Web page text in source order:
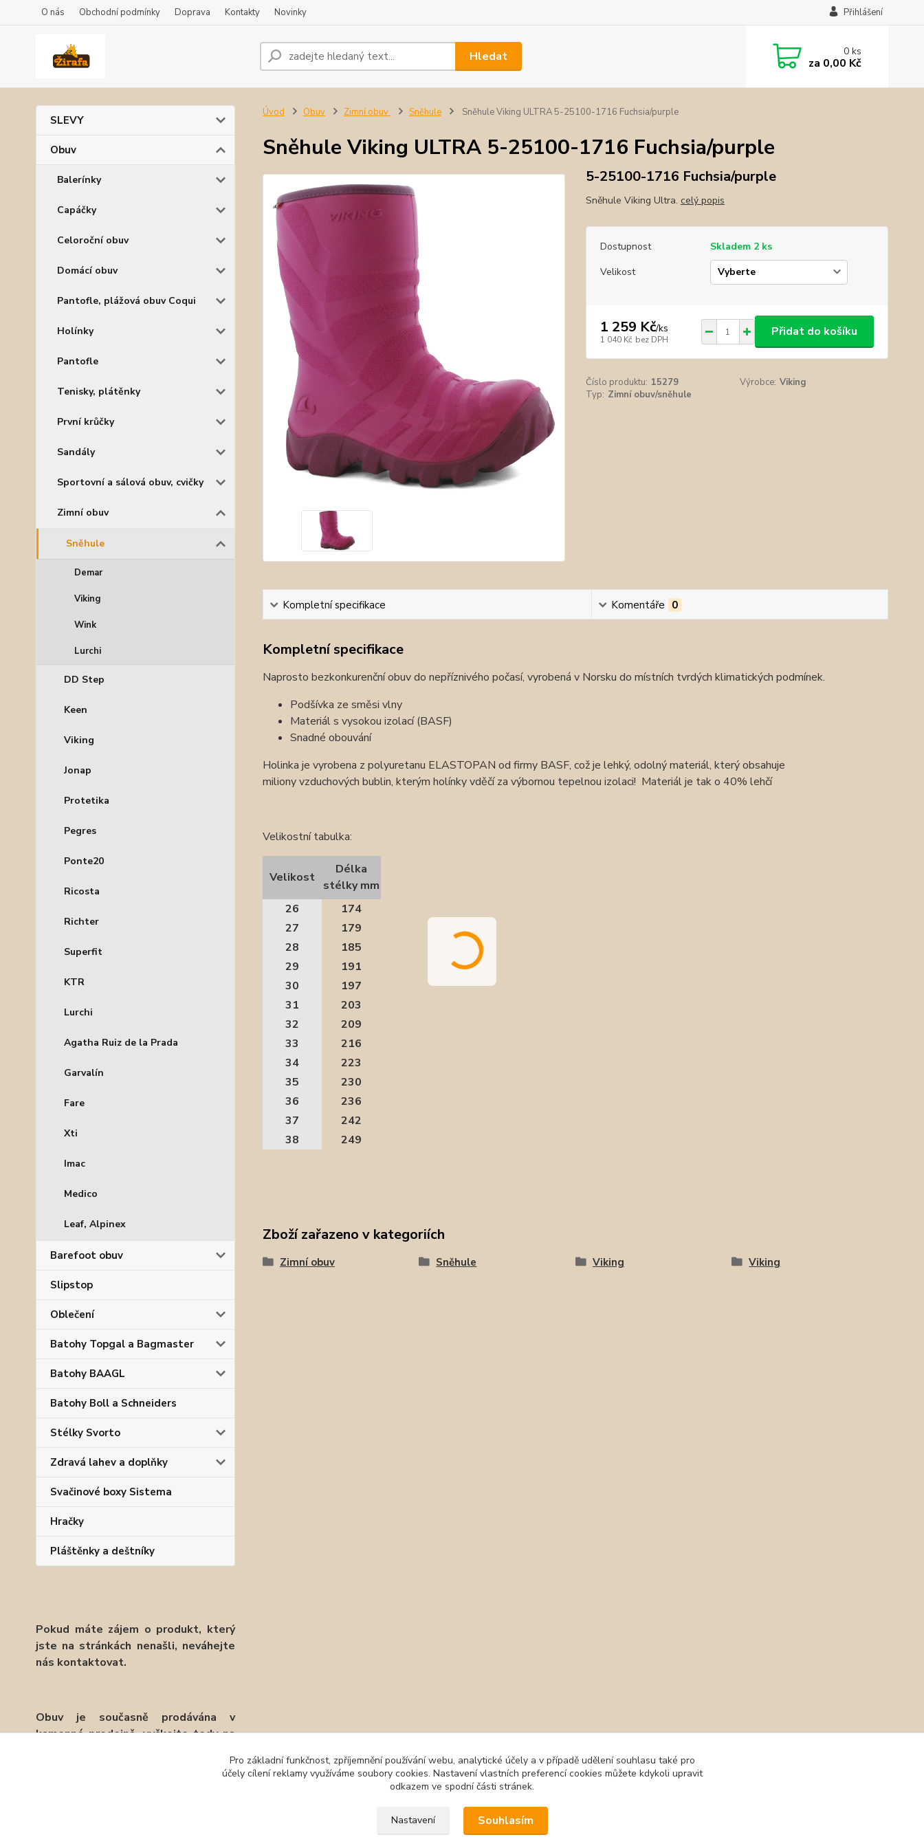
O nás Obchodní podmínky Doprava Kontakty Novinky Přihlášení
Hledat 0ks
za 0,00 Kč
SLEVY
Obuv
Balerínky
Capáčky
Celoroční obuv
Domácí obuv
Pantofle, plážová obuv Coqui
Holínky
Pantofle
Tenisky, plátěnky
První krůčky
Sandály
Sportovní a sálová obuv, cvičky
Zimní obuv
Sněhule
Demar
Viking
Wink
Lurchi
DD Step
Keen
Viking
Jonap
Protetika
Pegres
Ponte20
Ricosta
Richter
Superfit
KTR
Lurchi
Agatha Ruiz de la Prada
Garvalín
Fare
Xti
Imac
Medico
Leaf, Alpinex
Barefoot obuv
Slipstop
Oblečení
Batohy Topgal a Bagmaster
Batohy BAAGL
Batohy Boll a Schneiders
Stélky Svorto
Zdravá lahev a doplňky
Svačinové boxy Sistema
Hračky
Pláštěnky a deštníky
Pokud máte zájem o produkt, který
jste na stránkách nenašli, neváhejte
nás kontaktovat.
Obuv je současně prodávána v
kamenné prodejně, vyčkejte tedy na
Úvod Obuv Zimní obuv Sněhule Sněhule Viking ULTRA 5-25100-1716 Fuchsia/purple
Sněhule Viking ULTRA 5-25100-1716 Fuchsia/purple
5-25100-1716 Fuchsia/purple
Sněhule Viking Ultra. celý popis
Dostupnost
Skladem 2 ks
Velikost
1 259 Kč/ks
1 040 Kč bez DPH
Přidat do košíku
Číslo produktu: 15279 Výrobce: Viking
Typ: Zimní obuv/sněhule
Kompletní specifikace Komentáře 0
Kompletní specifikace
Naprosto bezkonkurenční obuv do nepříznivého počasí, vyrobená v Norsku do místních tvrdých klimatických podmínek.
Podšívka ze směsi vlny
Materiál s vysokou izolací (BASF)
Snadné obouvání
Holinka je vyrobena z polyuretanu ELASTOPAN od firmy BASF, což je lehký, odolný materiál, který obsahuje
miliony vzduchových bublin, kterým holínky vděčí za výbornou tepelnou izolaci! Materiál je tak o 40% lehčí
Velikostní tabulka:
Velikost
Délka
stélky mm
26
174
27
179
28
185
29
191
30
197
31
203
32
209
33
216
34
223
35
230
36
236
37
242
38
249
Zboží zařazeno v kategoriích
Zimní obuv Sněhule Viking Viking
Pro základní funkčnost, zpříjemnění používání webu, analytické účely a v případě udělení souhlasu také pro
účely cílení reklamy využíváme soubory cookies. Nastavení vlastních preferencí cookies můžete kdykoli upravit
odkazem ve spodní části stránek.
Nastavení Souhlasím